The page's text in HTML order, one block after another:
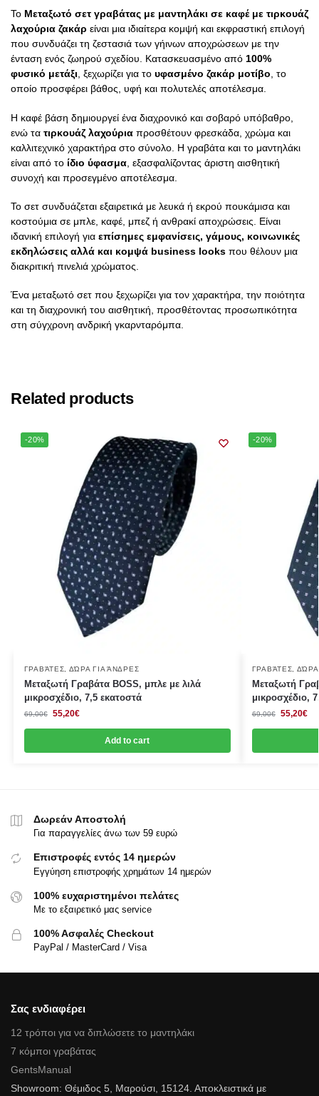
Το Μεταξωτό σετ γραβάτας με μαντηλάκι σε καφέ με τιρκουάζ
λαχούρια ζακάρ είναι μια ιδιαίτερα κομψή και εκφραστική επιλογή
που συνδυάζει τη ζεστασιά των γήινων αποχρώσεων με την
ένταση ενός ζωηρού σχεδίου. Κατασκευασμένο από 100%
φυσικό μετάξι , ξεχωρίζει για το υφασμένο ζακάρ μοτίβο , το
οποίο προσφέρει βάθος, υφή και πολυτελές αποτέλεσμα.
Η καφέ βάση δημιουργεί ένα διαχρονικό και σοβαρό υπόβαθρο,
ενώ τα τιρκουάζ λαχούρια προσθέτουν φρεσκάδα, χρώμα και
καλλιτεχνικό χαρακτήρα στο σύνολο. Η γραβάτα και το μαντηλάκι
είναι από το ίδιο ύφασμα , εξασφαλίζοντας άριστη αισθητική
συνοχή και προσεγμένο αποτέλεσμα.
Το σετ συνδυάζεται εξαιρετικά με λευκά ή εκρού πουκάμισα και
κοστούμια σε μπλε, καφέ, μπεζ ή ανθρακί αποχρώσεις. Είναι
ιδανική επιλογή για επίσημες εμφανίσεις, γάμους, κοινωνικές
εκδηλώσεις αλλά και κομψά business looks που θέλουν μια
διακριτική πινελιά χρώματος.
Ένα μεταξωτό σετ που ξεχωρίζει για τον χαρακτήρα, την ποιότητα
και τη διαχρονική του αισθητική, προσθέτοντας προσωπικότητα
στη σύγχρονη ανδρική γκαρνταρόμπα.
Related products
-20%
ΓΡΑΒΆΤΕΣ ΔΏΡΑ ΓΙΑ ΆΝΔΡΕΣ
Μεταξωτή Γραβάτα BOSS, μπλε με λιλά
μικροσχέδιο, 7,5 εκατοστά
69,00€ 55,20€
Add to cart
-20%
ΓΡΑΒΆΤΕΣ ΔΏΡΑ
Μεταξωτή
μικροσχέδιο,
69,00€ 55,20€
Δωρεάν Αποστολή
Για παραγγελίες άνω των 59 ευρώ
Επιστροφές εντός 14 ημερών
Εγγύηση επιστροφής χρημάτων 14 ημερών
100% ευχαριστημένοι πελάτες
Με το εξαιρετικό μας service
100% Ασφαλές Checkout
PayPal / MasterCard / Visa
Σας ενδιαφέρει
12 τρόποι για να διπλώσετε το μαντηλάκι
7 κόμποι γραβάτας
GentsManual
Showroom: Θέμιδος 5, Μαρούσι, 15124. Αποκλειστικά με